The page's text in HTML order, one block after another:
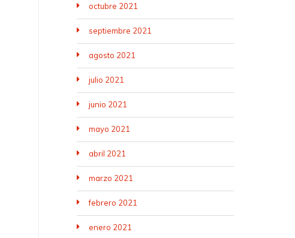
octubre 2021
septiembre 2021
agosto 2021
julio 2021
junio 2021
mayo 2021
abril 2021
marzo 2021
febrero 2021
enero 2021